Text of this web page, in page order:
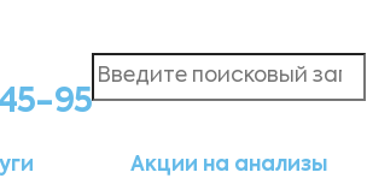
95
Акции на анализы